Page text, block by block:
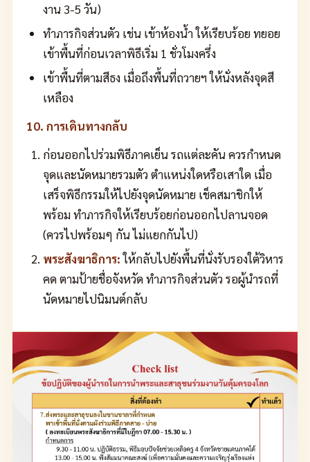
งาน 3-5 วัน)
ทำภารกิจส่วนตัว เช่น เข้าห้องน้ำ ให้เรียบร้อย ทยอย
เข้าพื้นที่ก่อนเวลาพิธีเริ่ม 1 ชั่วโมงครึ่ง
เข้าพื้นที่ตามสีธง เมื่อถึงพื้นที่ถวายฯ ให้นั่งหลังจุดสี
เหลือง
10. การเดินทางกลับ
ก่อนออกไปร่วมพิธีภาคเย็น รถแต่ละคัน ควรกำหนด
จุดและนัดหมายรวมตัว ตำแหน่งใดหรือเสาใด เมื่อ
เสร็จพิธีกรรมให้ไปยังจุดนัดหมาย เช็คสมาชิกให้
พร้อม ทำภารกิจให้เรียบร้อยก่อนออกไปลานจอด
(ควรไปพร้อมๆ กัน ไม่แยกกันไป)
พระสังฆาธิการ:ให้กลับไปยังพื้นที่นั่งรับรองใต้วิหาร
คด ตามป้ายชื่อจังหวัด ทำภารกิจส่วนตัว รอผู้นำรถที่
นัดหมายไปนิมนต์กลับ